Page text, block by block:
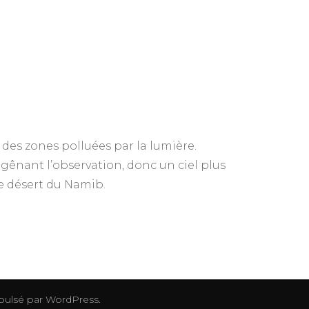
zones polluées par la lumière.
l’observation, donc un ciel plus
désert du Namib.
par WordPress.